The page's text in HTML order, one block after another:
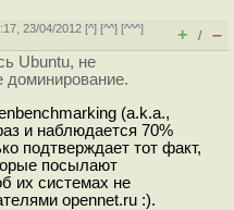
23/04/2012 [^] [^^] [^^^]
+ / –
Ubuntu, не
доминирование.
(a.k.a.,
и наблюдается 70%
подтверждает тот факт,
посылают
их системах не
opennet.ru :).